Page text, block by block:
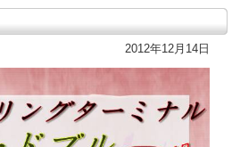
2012年12月14日